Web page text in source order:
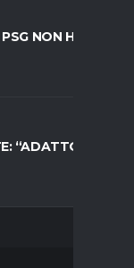
NON HA IL
“ADATTO AL